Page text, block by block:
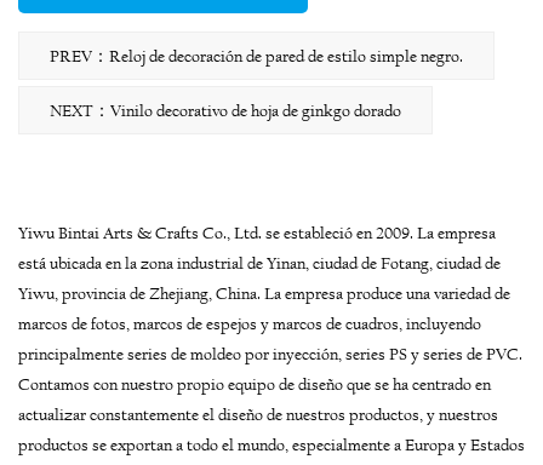
PREV：Reloj de decoración de pared de estilo simple negro.
NEXT：Vinilo decorativo de hoja de ginkgo dorado
Yiwu Bintai Arts & Crafts Co., Ltd. se estableció en 2009. La empresa
está ubicada en la zona industrial de Yinan, ciudad de Fotang, ciudad de
Yiwu, provincia de Zhejiang, China. La empresa produce una variedad de
marcos de fotos, marcos de espejos y marcos de cuadros, incluyendo
principalmente series de moldeo por inyección, series PS y series de PVC.
Contamos con nuestro propio equipo de diseño que se ha centrado en
actualizar constantemente el diseño de nuestros productos, y nuestros
productos se exportan a todo el mundo, especialmente a Europa y Estados